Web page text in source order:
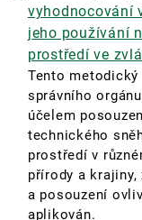
vyhodnocování
jeho používání
prostředí ve
Tento
správního
účelem
technického
prostředí v
přírody a
a posouzení
aplikován.